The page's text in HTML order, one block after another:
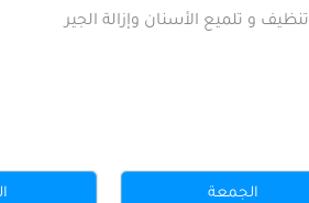
تنظيف و تلميع الأسنان وإزالة الجير
الجمعة